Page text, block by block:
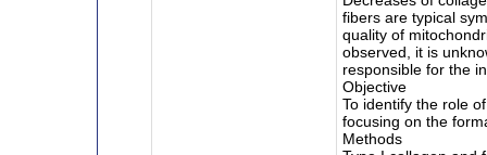
fibers are typical
quality of
observed, it is
responsible for the
Objective
To identify the role
focusing on the
Methods